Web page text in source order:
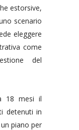
estorsive,
scenario
eleggere
come
del
18 mesi il
detenuti in
piano per